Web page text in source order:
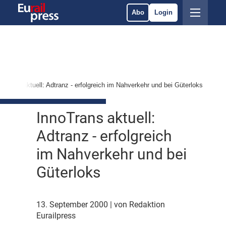
Abo Login
aktuell: Adtranz - erfolgreich im Nahverkehr und bei Güterloks
InnoTrans aktuell:
Adtranz - erfolgreich
im Nahverkehr und bei
Güterloks
13. September 2000
| von Redaktion
Eurailpress